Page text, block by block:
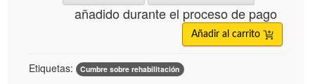
añadido durante el proceso de pago
Añadir al carrito
Etiquetas: Cumbre sobre rehabilitación